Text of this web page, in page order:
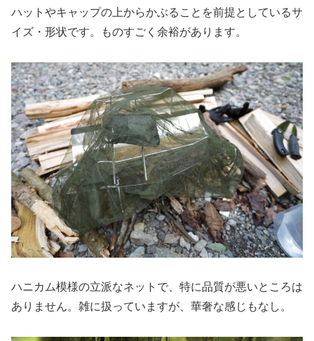
ハットやキャップの上からかぶることを前提としているサ
イズ・形状です。ものすごく余裕があります。
ハニカム模様の立派なネットで、特に品質が悪いところは
ありません。雑に扱っていますが、華奢な感じもなし。